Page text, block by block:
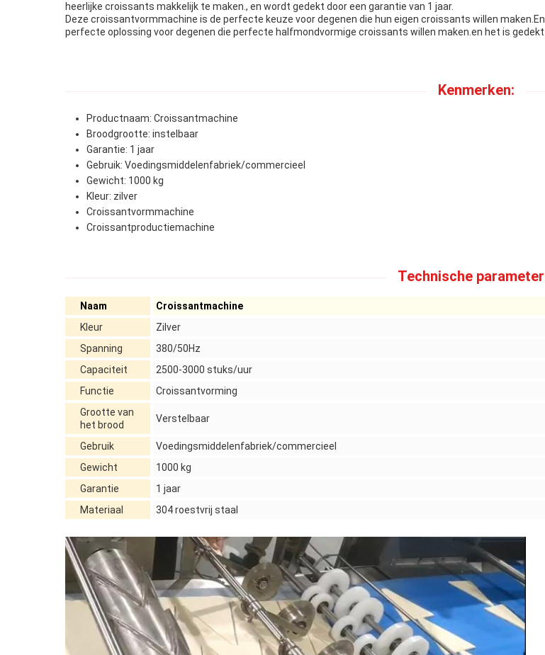
heerlijke croissants makkelijk te maken., en wordt gedekt door een garantie van 1 jaar.
Deze croissantvormmachine is de perfecte keuze voor degenen die hun eigen croissants willen
perfecte oplossing voor degenen die perfecte halfmondvormige croissants willen maken.en het is gedekt
Kenmerken:
Productnaam: Croissantmachine
Broodgrootte: instelbaar
Garantie: 1 jaar
Gebruik: Voedingsmiddelenfabriek/commercieel
Gewicht: 1000 kg
Kleur: zilver
Croissantvormmachine
Croissantproductiemachine
Technische
Naam
Croissantmachine
Kleur
Zilver
Spanning
380/50Hz
Capaciteit
2500-3000 stuks/uur
Functie
Croissantvorming
Grootte van
het brood
Verstelbaar
Gebruik
Voedingsmiddelenfabriek/commercieel
Gewicht
1000 kg
Garantie
1 jaar
Materiaal
304 roestvrij staal